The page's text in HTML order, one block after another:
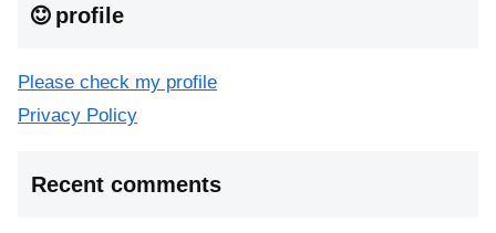
profile
Please check my profile
Privacy Policy
Recent comments